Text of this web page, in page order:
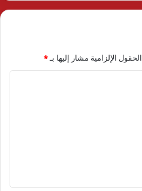
الحقول الإلزامية مشار إليها بـ*